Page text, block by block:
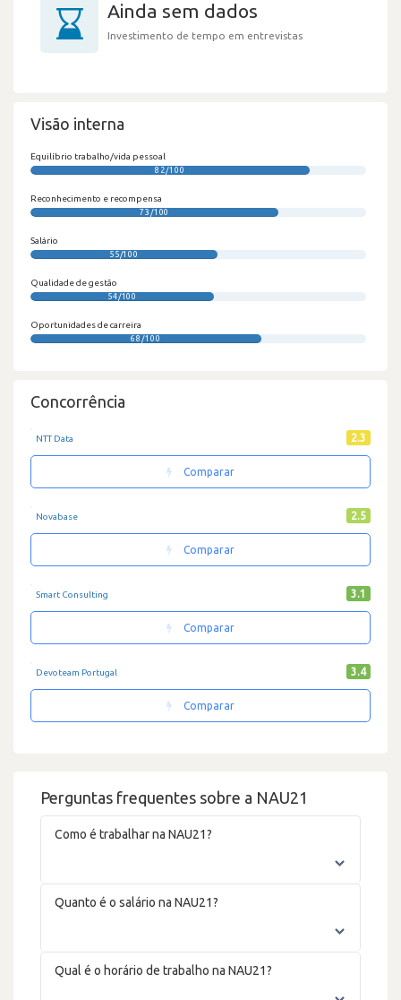
Ainda sem dados
Investimento de tempo em entrevistas
Perguntas frequentes sobre a NAU21
Como é trabalhar na NAU21?
Quanto é o salário na NAU21?
Qual é o horário de trabalho na NAU21?
Visão interna
Equilíbrio trabalho/vida pessoal
82/100
Reconhecimento e recompensa
73/100
Salário
55/100
Qualidade de gestão
54/100
Oportunidades de carreira
68/100
Concorrência
NTT Data 2.3
Comparar
Novabase 2.5
Comparar
Smart Consulting 3.1
Comparar
Devoteam Portugal 3.4
Comparar